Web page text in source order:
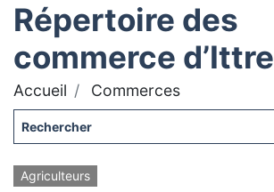
Répertoire des
commerce d’Ittre
Accueil Commerces
Agriculteurs